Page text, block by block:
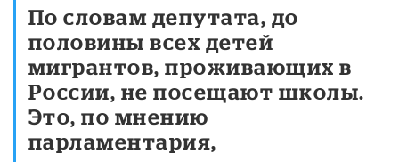
По словам депутата, до
половины всех детей
мигрантов, проживающих в
России, не посещают школы.
Это, по мнению
парламентария,